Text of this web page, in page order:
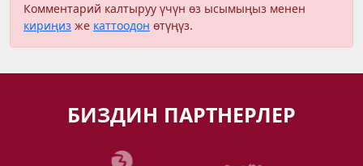
Комментарий калтыруу үчүн өз ысымыңыз менен
кириңиз же каттоодон өтүңүз.
БИЗДИН ПАРТНЕРЛЕР